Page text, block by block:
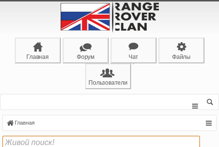
Главная Форум Чат Файлы
Пользователи
Главная